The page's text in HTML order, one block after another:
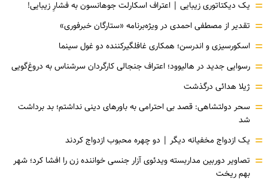
= یک دیکتاتوری زیبایی | اعتراف اسکارلت جوهانسون به فشارِ زیبایی!
= تقدیر از مصطفی احمدی در ویژه‌برنامه «ستارگان خبرفوری»
= اسکورسیزی و اندرسن؛ همکاری غافلگیرکننده دو غول سینما
= رسوایی جدید در هالیوود؛ اعتراف جنجالی کارگردان سرشناس به دروغ‌گویی
= ژیلا هدائی درگذشت
= سحر دولتشاهی: قصد بی احترامی به باورهای دینی نداشتم؛ بد برداشت
شد
= یک ازدواج مخفیانه دیگر | دو چهره محبوب ازدواج کردند
= تصاویر دوربین مداربسته ویدئوی آزار جنسی خواننده زن را افشا کرد؛ شهر
بهم ریخت